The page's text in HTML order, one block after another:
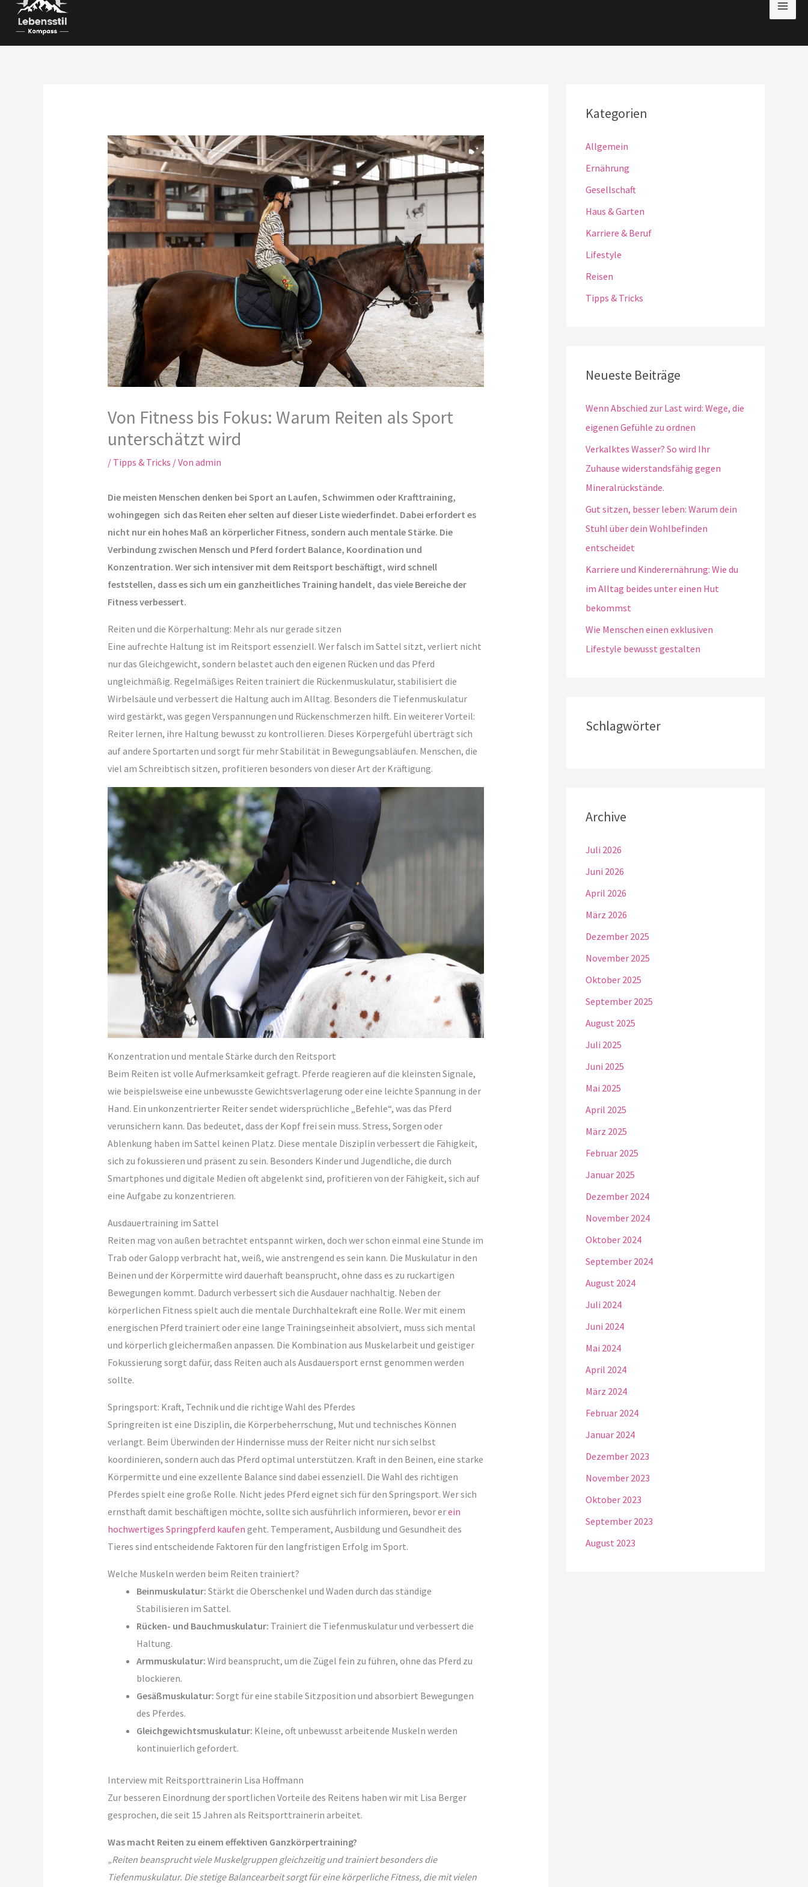
Von Fitness bis Fokus: Warum Reiten als Sport
unterschätzt wird
/ Tipps & Tricks / Von admin
Die meisten Menschen denken bei Sport an Laufen, Schwimmen oder Krafttraining,
wohingegen sich das Reiten eher selten auf dieser Liste wiederfindet. Dabei erfordert es
nicht nur ein hohes Maß an körperlicher Fitness, sondern auch mentale Stärke. Die
Verbindung zwischen Mensch und Pferd fordert Balance, Koordination und
Konzentration. Wer sich intensiver mit dem Reitsport beschäftigt, wird schnell
feststellen, dass es sich um ein ganzheitliches Training handelt, das viele Bereiche der
Fitness verbessert.
Reiten und die Körperhaltung: Mehr als nur gerade sitzen
Eine aufrechte Haltung ist im Reitsport essenziell. Wer falsch im Sattel sitzt, verliert nicht
nur das Gleichgewicht, sondern belastet auch den eigenen Rücken und das Pferd
ungleichmäßig. Regelmäßiges Reiten trainiert die Rückenmuskulatur, stabilisiert die
Wirbelsäule und verbessert die Haltung auch im Alltag. Besonders die Tiefenmuskulatur
wird gestärkt, was gegen Verspannungen und Rückenschmerzen hilft. Ein weiterer Vorteil:
Reiter lernen, ihre Haltung bewusst zu kontrollieren. Dieses Körpergefühl überträgt sich
auf andere Sportarten und sorgt für mehr Stabilität in Bewegungsabläufen. Menschen, die
viel am Schreibtisch sitzen, profitieren besonders von dieser Art der Kräftigung.
Konzentration und mentale Stärke durch den Reitsport
Beim Reiten ist volle Aufmerksamkeit gefragt. Pferde reagieren auf die kleinsten Signale,
wie beispielsweise eine unbewusste Gewichtsverlagerung oder eine leichte Spannung in der
Hand. Ein unkonzentrierter Reiter sendet widersprüchliche „Befehle“, was das Pferd
verunsichern kann. Das bedeutet, dass der Kopf frei sein muss. Stress, Sorgen oder
Ablenkung haben im Sattel keinen Platz. Diese mentale Disziplin verbessert die Fähigkeit,
sich zu fokussieren und präsent zu sein. Besonders Kinder und Jugendliche, die durch
Smartphones und digitale Medien oft abgelenkt sind, profitieren von der Fähigkeit, sich auf
eine Aufgabe zu konzentrieren.
Ausdauertraining im Sattel
Reiten mag von außen betrachtet entspannt wirken, doch wer schon einmal eine Stunde im
Trab oder Galopp verbracht hat, weiß, wie anstrengend es sein kann. Die Muskulatur in den
Beinen und der Körpermitte wird dauerhaft beansprucht, ohne dass es zu ruckartigen
Bewegungen kommt. Dadurch verbessert sich die Ausdauer nachhaltig. Neben der
körperlichen Fitness spielt auch die mentale Durchhaltekraft eine Rolle. Wer mit einem
energischen Pferd trainiert oder eine lange Trainingseinheit absolviert, muss sich mental
und körperlich gleichermaßen anpassen. Die Kombination aus Muskelarbeit und geistiger
Fokussierung sorgt dafür, dass Reiten auch als Ausdauersport ernst genommen werden
sollte.
Springsport: Kraft, Technik und die richtige Wahl des Pferdes
Springreiten ist eine Disziplin, die Körperbeherrschung, Mut und technisches Können
verlangt. Beim Überwinden der Hindernisse muss der Reiter nicht nur sich selbst
koordinieren, sondern auch das Pferd optimal unterstützen. Kraft in den Beinen, eine starke
Körpermitte und eine exzellente Balance sind dabei essenziell. Die Wahl des richtigen
Pferdes spielt eine große Rolle. Nicht jedes Pferd eignet sich für den Springsport. Wer sich
ernsthaft damit beschäftigen möchte, sollte sich ausführlich informieren, bevor erein
hochwertiges Springpferd kaufen geht. Temperament, Ausbildung und Gesundheit des
Tieres sind entscheidende Faktoren für den langfristigen Erfolg im Sport.
Welche Muskeln werden beim Reiten trainiert?
Beinmuskulatur: Stärkt die Oberschenkel und Waden durch das ständige
Stabilisieren im Sattel.
Rücken- und Bauchmuskulatur: Trainiert die Tiefenmuskulatur und verbessert die
Haltung.
Armmuskulatur: Wird beansprucht, um die Zügel fein zu führen, ohne das Pferd zu
blockieren.
Gesäßmuskulatur: Sorgt für eine stabile Sitzposition und absorbiert Bewegungen
des Pferdes.
Gleichgewichtsmuskulatur: Kleine, oft unbewusst arbeitende Muskeln werden
kontinuierlich gefordert.
Interview mit Reitsporttrainerin Lisa Hoffmann
Zur besseren Einordnung der sportlichen Vorteile des Reitens haben wir mit Lisa Berger
gesprochen, die seit 15 Jahren als Reitsporttrainerin arbeitet.
Was macht Reiten zu einem effektiven Ganzkörpertraining?
„Reiten beansprucht viele Muskelgruppen gleichzeitig und trainiert besonders die
Tiefenmuskulatur. Die stetige Balancearbeit sorgt für eine körperliche Fitness, die mit vielen
Kategorien
Allgemein
Ernährung
Gesellschaft
Haus & Garten
Karriere & Beruf
Lifestyle
Reisen
Tipps & Tricks
Neueste Beiträge
Wenn Abschied zur Last wird: Wege, die
eigenen Gefühle zu ordnen
Verkalktes Wasser? So wird Ihr
Zuhause widerstandsfähig gegen
Mineralrückstände.
Gut sitzen, besser leben: Warum dein
Stuhl über dein Wohlbefinden
entscheidet
Karriere und Kinderernährung: Wie du
im Alltag beides unter einen Hut
bekommst
Wie Menschen einen exklusiven
Lifestyle bewusst gestalten
Schlagwörter
Archive
Juli 2026
Juni 2026
April 2026
März 2026
Dezember 2025
November 2025
Oktober 2025
September 2025
August 2025
Juli 2025
Juni 2025
Mai 2025
April 2025
März 2025
Februar 2025
Januar 2025
Dezember 2024
November 2024
Oktober 2024
September 2024
August 2024
Juli 2024
Juni 2024
Mai 2024
April 2024
März 2024
Februar 2024
Januar 2024
Dezember 2023
November 2023
Oktober 2023
September 2023
August 2023